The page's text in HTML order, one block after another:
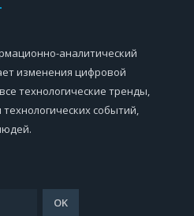
аналитический
изменения цифровой
технологические тренды,
событий,